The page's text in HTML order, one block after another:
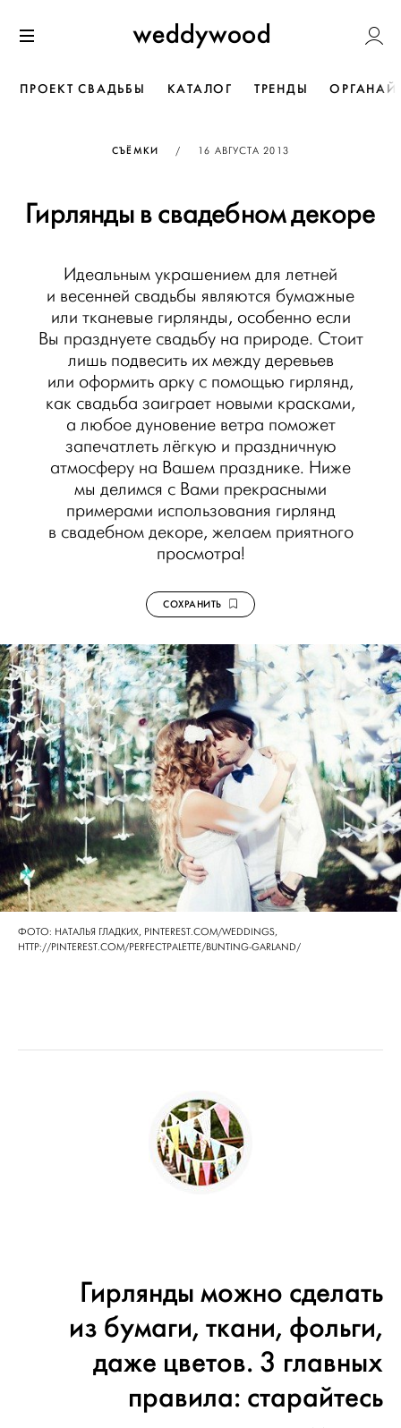
к содержанию
Weddywood
ПРОЕКТ СВАДЬБЫ КАТАЛОГ ТРЕНДЫ
СЪЁМКИ / ОПУБЛИКОВАНО
16 АВГУСТА 2013
Гирлянды в свадебном декоре
Идеальным украшением для летней
и весенней свадьбы являются бумажные
или тканевые гирлянды, особенно если
Вы празднуете свадьбу на природе. Стоит
лишь подвесить иx между деревьев
или оформить арку с помощью гирлянд,
как свадьба заиграет новыми красками,
а любое дуновение ветра поможет
запечатлеть лёгкую и праздничную
атмосферу на Вашем празднике. Ниже
мы делимся с Вами прекрасными
примерами использования гирлянд
в свадебном декоре, желаем приятного
просмотра!
СОХРАНИТЬ
ФОТО: НАТАЛЬЯ ГЛАДКИХ, PINTEREST.COM/WEDDINGS,
HTTP://PINTEREST.COM/PERFECTPALETTE/BUNTING-GARLAND/
Гирлянды можно сделать
из бумаги, ткани, фольги,
даже цветов. 3 главных
правила: старайтесь